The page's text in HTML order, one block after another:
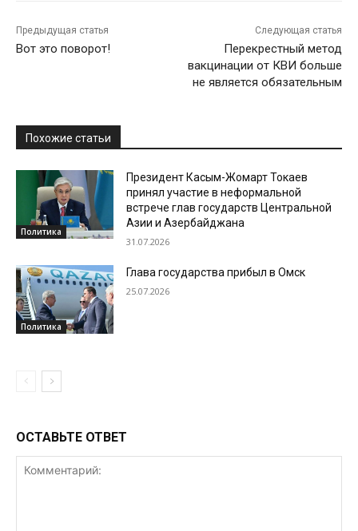
Предыдущая статья
Вот это поворот!
Следующая статья
Перекрестный метод
вакцинации от КВИ больше
не является обязательным
Похожие статьи
Политика
Президент Касым-Жомарт Токаев
принял участие в неформальной
встрече глав государств Центральной
Азии и Азербайджана
31.07.2026
Политика
Глава государства прибыл в Омск
25.07.2026
ОСТАВЬТЕ ОТВЕТ